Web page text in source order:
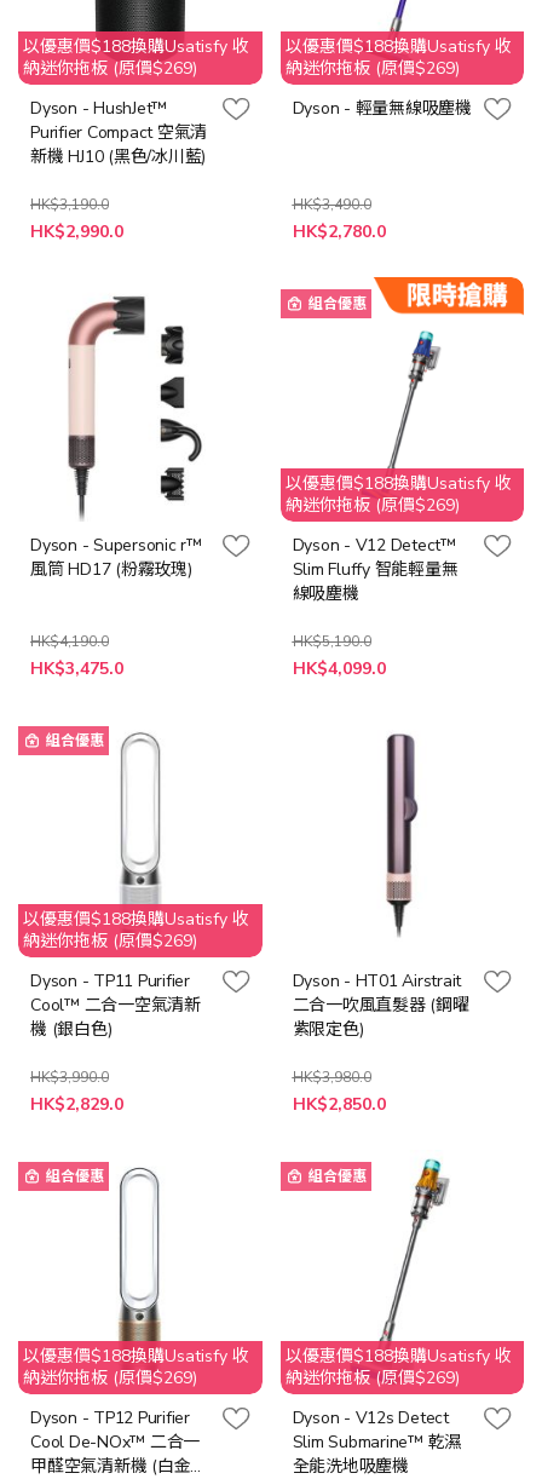
以優惠價$188換購Usatisfy 收
納迷你拖板 (原價$269)
Dyson - HushJet™
Purifier Compact 空氣清
新機 HJ10 (黑色/冰川藍)
HK$3,190.0
特
殊
HK$2,990.0
以優惠價$188換購Usatisfy 收
納迷你拖板 (原價$269)
Dyson - 輕量無線吸塵機
HK$3,490.0
特
殊
HK$2,780.0
Dyson - Supersonic r™
風筒 HD17 (粉霧玫瑰)
HK$4,190.0
特
殊
HK$3,475.0
組合優惠
以優惠價$188換購Usatisfy 收
納迷你拖板 (原價$269)
Dyson - V12 Detect™
Slim Fluffy 智能輕量無
線吸塵機
HK$5,190.0
特
殊
HK$4,099.0
組合優惠
以優惠價$188換購Usatisfy 收
納迷你拖板 (原價$269)
Dyson - TP11 Purifier
Cool™ 二合一空氣清新
機 (銀白色)
HK$3,990.0
特
殊
HK$2,829.0
Dyson - HT01 Airstrait
二合一吹風直髮器 (鋼曜
紫限定色)
HK$3,980.0
特
殊
HK$2,850.0
組合優惠
以優惠價$188換購Usatisfy 收
納迷你拖板 (原價$269)
Dyson - TP12 Purifier
Cool De-NOx™ 二合一
甲醛空氣清新機 (白金
組合優惠
以優惠價$188換購Usatisfy 收
納迷你拖板 (原價$269)
Dyson - V12s Detect
Slim Submarine™ 乾濕
全能洗地吸塵機